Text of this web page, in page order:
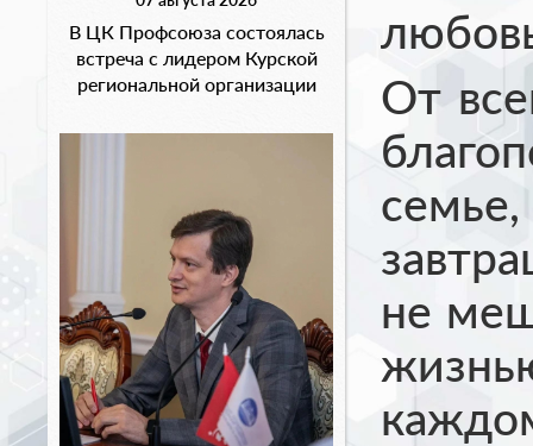
В ЦК Профсоюза состоялась
встреча с лидером Курской
региональной организации
От
не